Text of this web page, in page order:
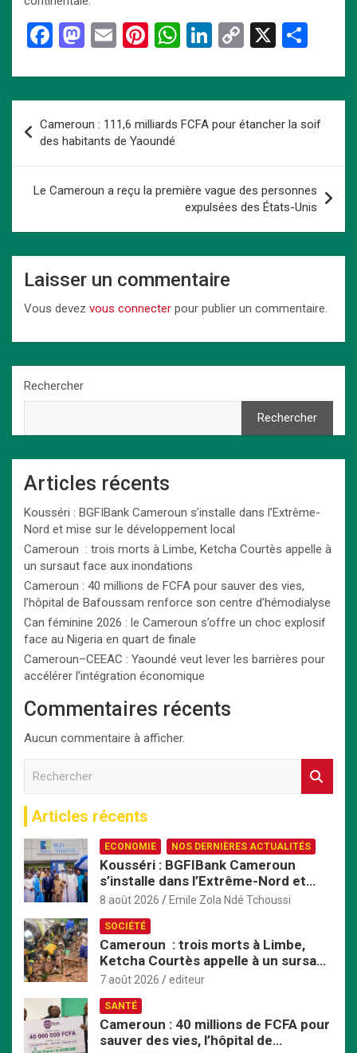
F
ce
o
o
k
M
st
d
o
n
E
ail
Pi
er
es
t
W
at
s
A
p
p
Li
ke
n
C
py
n
k
X
ta
g
er
de
l’article
Cameroun : 111,6 milliards FCFA pour étancher la soif
des habitants de Yaoundé
Le Cameroun a reçu la première vague des personnes
expulsées des États-Unis
Laisser un commentaire
Vous devez vous connecter pour publier un commentaire.
Rechercher
Rechercher
Articles récents
Kousséri : BGFIBank Cameroun s’installe dans l’Extrême-
Nord et mise sur le développement local
Cameroun : trois morts à Limbe, Ketcha Courtès appelle à
un sursaut face aux inondations
Cameroun : 40 millions de FCFA pour sauver des vies,
l’hôpital de Bafoussam renforce son centre d’hémodialyse
Can féminine 2026 : le Cameroun s’offre un choc explosif
face au Nigeria en quart de finale
Cameroun–CEEAC : Yaoundé veut lever les barrières pour
accélérer l’intégration économique
Commentaires récents
Aucun commentaire à afficher.
r
c
h
e
r
Articles récents
ECONOMIE NOS DERNIÈRES ACTUALITÉS
Kousséri : BGFIBank Cameroun
s’installe dans l’Extrême-Nord et
mise sur le développement local
8 août 2026 Emile Zola Ndé Tchoussi
SOCIÉTÉ
Cameroun : trois morts à Limbe,
Ketcha Courtès appelle à un sursaut
face aux inondations
7 août 2026 editeur
SANTÉ
Cameroun : 40 millions de FCFA pour
sauver des vies, l’hôpital de